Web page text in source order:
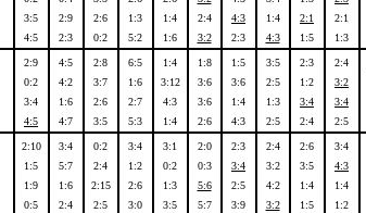
3:5
4:5
2:9
2:3
2:6
0:2
1:3
5:2
1:4
1:6
2:4
3:2
4:3
2:3
1:4
4:3
2:1
1:5
2:1
1:3
2:9
0:2
3:4
4:5
4:5
4:2
1:6
4:7
2:8
3:7
2:6
3:5
6:5
1:6
2:7
5:3
1:4
3:12
4:3
1:4
1:8
3:6
3:6
2:6
1:5
3:6
1:4
4:3
3:5
2:5
1:3
2:5
2:3
1:2
3:4
2:4
2:4
3:2
3:4
2:5
2:10
1:5
1:9
0:5
3:4
5:7
1:6
2:4
0:2
2:4
2:15
2:5
3:4
1:2
2:6
3:0
3:1
0:2
1:3
3:5
2:0
0:3
5:6
5:7
2:3
3:4
2:5
3:9
2:4
3:2
4:2
3:2
2:6
3:5
1:4
1:5
3:4
4:3
1:4
1:2